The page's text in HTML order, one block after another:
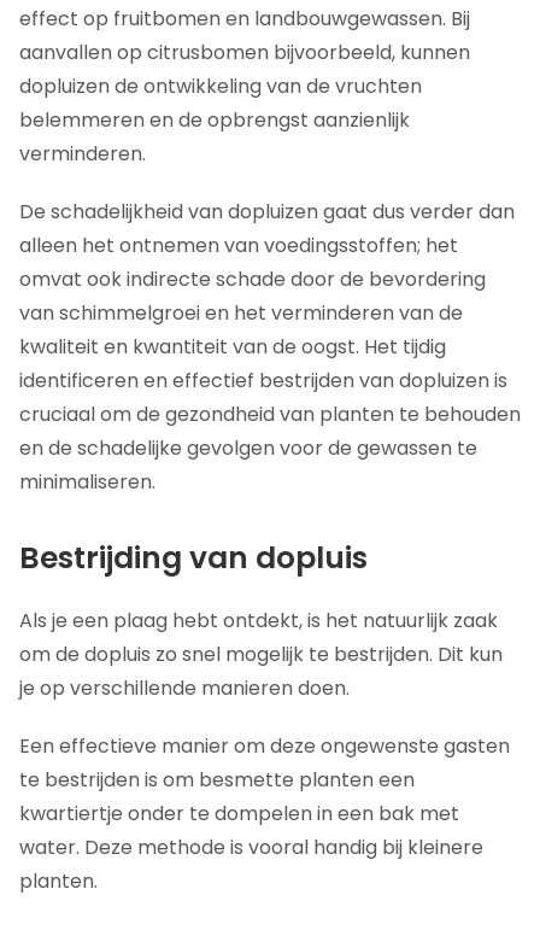
effect op fruitbomen en landbouwgewassen. Bij
aanvallen op citrusbomen bijvoorbeeld, kunnen
dopluizen de ontwikkeling van de vruchten
belemmeren en de opbrengst aanzienlijk
verminderen.
De schadelijkheid van dopluizen gaat dus verder dan
alleen het ontnemen van voedingsstoffen; het
omvat ook indirecte schade door de bevordering
van schimmelgroei en het verminderen van de
kwaliteit en kwantiteit van de oogst. Het tijdig
identificeren en effectief bestrijden van dopluizen is
cruciaal om de gezondheid van planten te behouden
en de schadelijke gevolgen voor de gewassen te
minimaliseren.
Bestrijding van dopluis
Als je een plaag hebt ontdekt, is het natuurlijk zaak
om de dopluis zo snel mogelijk te bestrijden. Dit kun
je op verschillende manieren doen.
Een effectieve manier om deze ongewenste gasten
te bestrijden is om besmette planten een
kwartiertje onder te dompelen in een bak met
water. Deze methode is vooral handig bij kleinere
planten.